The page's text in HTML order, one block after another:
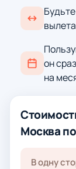
он
на
Москва
В одну